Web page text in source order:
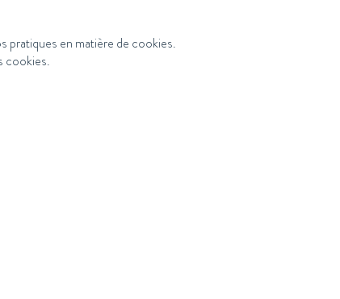
pratiques en matière de cookies.
cookies.